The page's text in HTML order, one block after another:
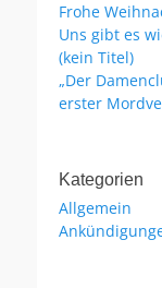
Frohe
Uns gibt es
(kein Titel)
„Der
erster
Kategorien
Allgemein